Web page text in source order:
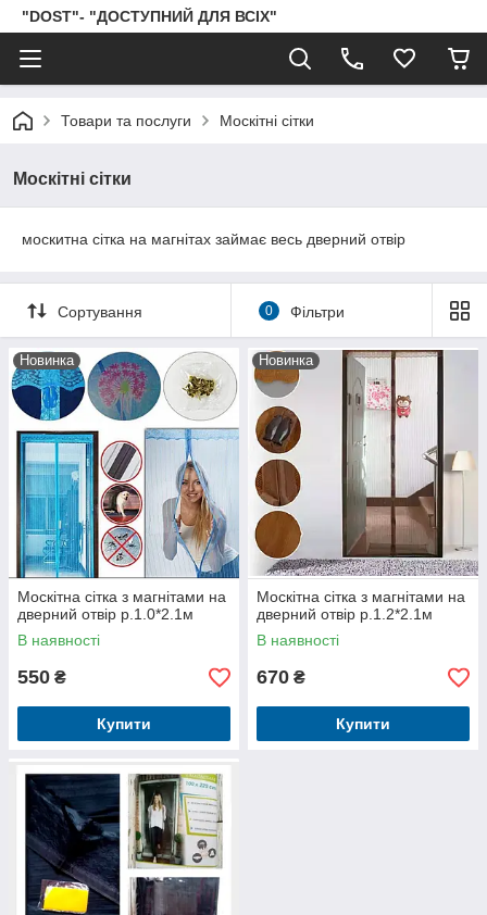
"DOST"- "ДОСТУПНИЙ ДЛЯ ВСІХ"
Товари та послуги Москітні сітки
Москітні сітки
москитна сітка на магнітах займає весь дверний отвір
Сортування 0 Фільтри
Новинка
Москітна сітка з магнітами на
дверний отвір р.1.0*2.1м
В наявності
550 ₴
Купити
Новинка
Москітна сітка з магнітами на
дверний отвір р.1.2*2.1м
В наявності
670 ₴
Купити